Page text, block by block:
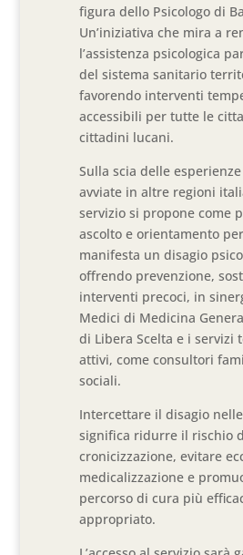
figura dello Psicologo di
Un’iniziativa che mira a
l’assistenza psicologica
del sistema sanitario
favorendo interventi
accessibili per tutte le
cittadini lucani.
Sulla scia delle
avviate in altre regioni
servizio si propone come
ascolto e orientamento
manifesta un disagio
offrendo prevenzione,
interventi precoci, in
Medici di Medicina
di Libera Scelta e i servizi
attivi, come consultori
sociali.
Intercettare il disagio
significa ridurre il rischio
cronicizzazione, evitare
medicalizzazione e
percorso di cura più
appropriato.